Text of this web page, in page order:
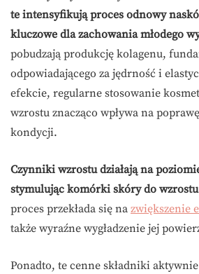
te intensyfikują proces odnowy
kluczowe dla zachowania młodego
pobudzają produkcję kolagenu,
odpowiadającego za jędrność i
efekcie, regularne stosowanie
wzrostu znacząco wpływa na
kondycji.
Czynniki wzrostu działają na
stymulując komórki skóry do
proces przekłada się na zwiększenie
także wyraźne wygładzenie jej
Ponadto, te cenne składniki